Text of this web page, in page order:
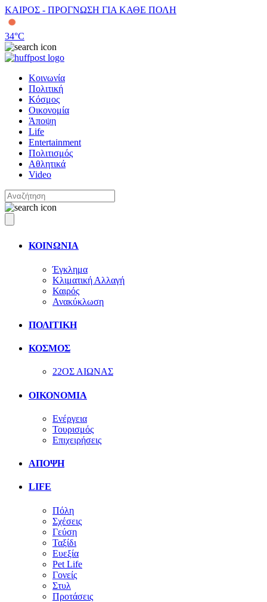
ΚΑΙΡΟΣ - ΠΡΟΓΝΩΣΗ ΓΙΑ ΚΑΘΕ ΠΟΛΗ
34°C
Κοινωνία
Πολιτική
Κόσμος
Οικονομία
Άποψη
Life
Entertainment
Πολιτισμός
Αθλητικά
Video
ΚΟΙΝΩΝΙΑ
Έγκλημα
Κλιματική Αλλαγή
Καιρός
Ανακύκλωση
ΠΟΛΙΤΙΚΗ
ΚΟΣΜΟΣ
22ΟΣ ΑΙΩΝΑΣ
ΟΙΚΟΝΟΜΙΑ
Ενέργεια
Τουρισμός
Επιχειρήσεις
ΑΠΟΨΗ
LIFE
Πόλη
Σχέσεις
Γεύση
Ταξίδι
Ευεξία
Pet Life
Γονείς
Στυλ
Προτάσεις